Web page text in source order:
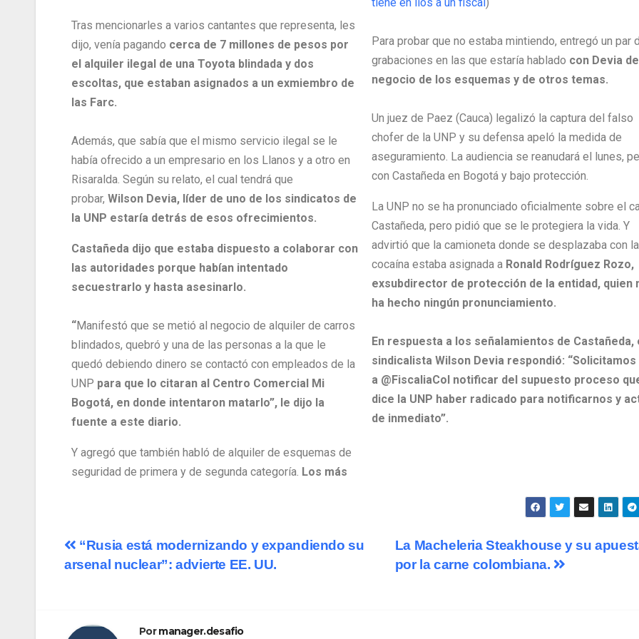
Tras mencionarles a varios cantantes que representa, les
dijo, venía pagando cerca de 7 millones de pesos por
el alquiler ilegal de una Toyota blindada y dos
escoltas, que estaban asignados a un exmiembro de
las Farc.
Además, que sabía que el mismo servicio ilegal se le
había ofrecido a un empresario en los Llanos y a otro en
Risaralda. Según su relato, el cual tendrá que
probar, Wilson Devia, líder de uno de los sindicatos de
la UNP estaría detrás de esos ofrecimientos.
Castañeda dijo que estaba dispuesto a colaborar con
las autoridades porque habían intentado
secuestrarlo y hasta asesinarlo.
“Manifestó que se metió al negocio de alquiler de carros
blindados, quebró y una de las personas a la que le
quedó debiendo dinero se contactó con empleados de la
UNP para que lo citaran al Centro Comercial Mi
Bogotá, en donde intentaron matarlo”, le dijo la
fuente a este diario.
Y agregó que también habló de alquiler de esquemas de
seguridad de primera y de segunda categoría. Los más
tiene en líos a un fiscal )
Para probar que no estaba mintiendo, entregó un par
grabaciones en las que estaría hablado con Devia del
negocio de los esquemas y de otros temas.
Un juez de Paez (Cauca) legalizó la captura del falso
chofer de la UNP y su defensa apeló la medida de
aseguramiento. La audiencia se reanudará el lunes,
con Castañeda en Bogotá y bajo protección.
La UNP no se ha pronunciado oficialmente sobre el
Castañeda, pero pidió que se le protegiera la vida. Y
advirtió que la camioneta donde se desplazaba con la
cocaína estaba asignada a Ronald Rodríguez Rozo,
exsubdirector de protección de la entidad, quien
ha hecho ningún pronunciamiento.
En respuesta a los señalamientos de Castañeda,
sindicalista Wilson Devia respondió: “Solicitamos
a @FiscaliaCol notificar del supuesto proceso
dice la UNP haber radicado para notificarnos y
de inmediato”.
La Macheleria Steakhouse y su
por la carne colombiana.
“Rusia está modernizando y expandiendo su
arsenal nuclear”: advierte EE. UU.
Pormanager.desafio